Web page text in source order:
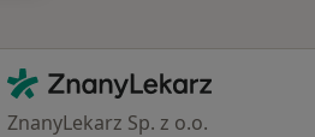
Kontakt
ZnanyLekarz - Strona główna
ZnanyLekarz Sp. z o.o.